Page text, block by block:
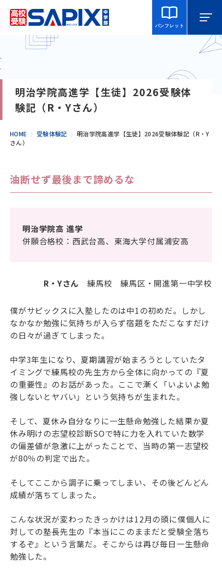
パンフレット
SAPIX中学部とは
入室をご検討の方へ
説明会・講習・模試
海外生・帰国生
プライバシーポリシー
SAPIX中学部公式SNS
明治学院高進学【生徒】2026受験体
験記（R・Yさん）
HOME 受験体験記
明治学院高進学【生徒】2026受験体験記（R・Y
さん）
油断せず最後まで諦めるな
明治学院高 進学
併願合格校：西武台高、東海大学付属浦安高
R・Yさん 練馬校 練馬区・開進第一中学校
僕がサピックスに入塾したのは中1の初めだ。しかし
なかなか勉強に気持ちが入らず宿題をただこなすだけ
の日々が過ぎてしまった。
中学3年生になり、夏期講習が始まろうとしていたタ
イミングで練馬校の先生方から全体に向かっての『夏
の重要性』のお話があった。ここで漸く「いよいよ勉
強しないとヤバい」という気持ちが生まれた。
そして、夏休み自分なりに一生懸命勉強した結果か夏
休み明けの志望校診断SOで特に力を入れていた数学
の偏差値が急激に上がったことで、当時の第一志望校
が80％の判定で出た。
そしてここから調子に乗ってしまい、その後どんどん
成績が落ちてしまった。
こんな状況が変わったきっかけは12月の頭に僕個人に
対しての塾長先生の『本当にこのままだと受験全落ち
するぞ』という言葉だ。そこからは再び毎日一生懸命
勉強した。